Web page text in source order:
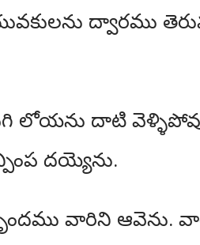
ద్వారము
లోయను దాటి
దయ్యెను.
వారిని ఆవెను.